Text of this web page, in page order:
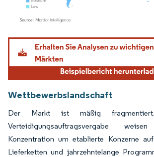
Bild © Mordor Intelligence. Wiederverwendung
Wettbewerbslandschaft
Der Markt ist mäßig
Verteidigungsauftragsvergabe
Konzentration um etablierte Konzerne
Lieferketten und jahrzehntelange